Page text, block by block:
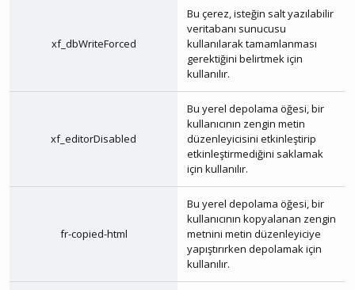
xf_dbWriteForced
Bu çerez, isteğin salt yazılabilir
veritabanı sunucusu
kullanılarak tamamlanması
gerektiğini belirtmek için
kullanılır.
xf_editorDisabled
Bu yerel depolama öğesi, bir
kullanıcının zengin metin
düzenleyicisini etkinleştirip
etkinleştirmediğini saklamak
için kullanılır.
fr-copied-html
Bu yerel depolama öğesi, bir
kullanıcının kopyalanan zengin
metnini metin düzenleyiciye
yapıştırırken depolamak için
kullanılır.